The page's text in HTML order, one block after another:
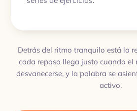
Detrás del ritmo tranquilo está la
cada repaso llega justo cuando el
desvanecerse, y la palabra se
activo.